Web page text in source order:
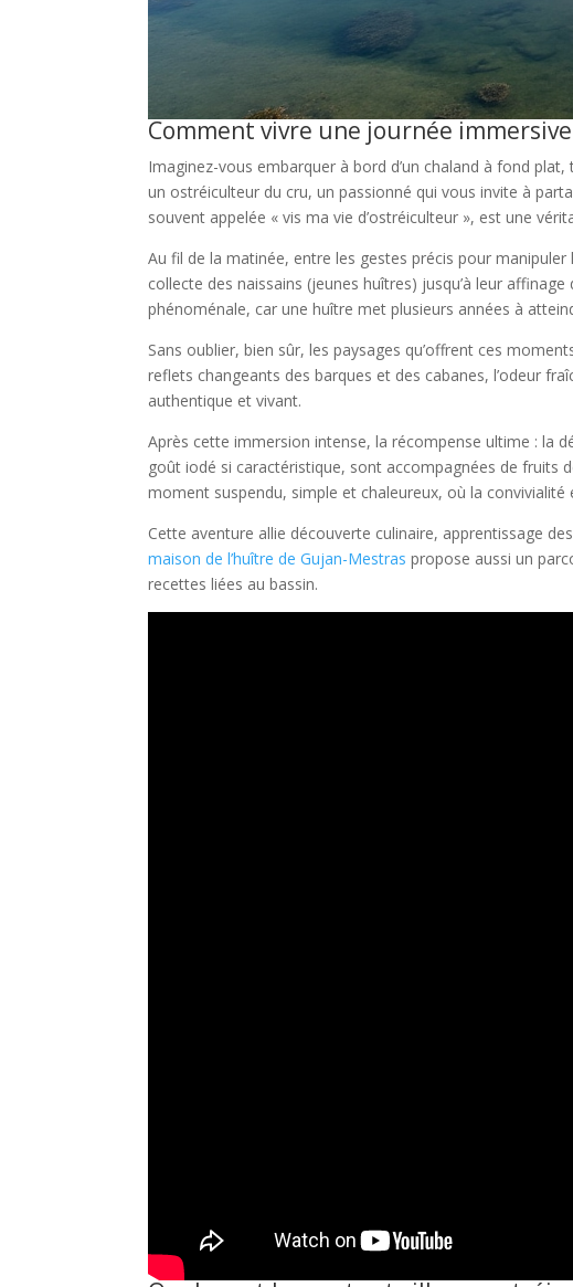
Comment vivre une journée
Imaginez-vous embarquer à bord d’un chaland à fond
un ostréiculteur du cru, un passionné qui vous invite à
souvent appelée « vis ma vie d’ostréiculteur », est une
Au fil de la matinée, entre les gestes précis pour
collecte des naissains (jeunes huîtres) jusqu’à leur
phénoménale, car une huître met plusieurs années à
Sans oublier, bien sûr, les paysages qu’offrent ces
reflets changeants des barques et des cabanes, l’odeur
authentique et vivant.
Après cette immersion intense, la récompense ultime : la
goût iodé si caractéristique, sont accompagnées de fruits
moment suspendu, simple et chaleureux, où la convivialité
Cette aventure allie découverte culinaire, apprentissage
maison de l’huître de Gujan-Mestras propose aussi un
recettes liées au bassin.